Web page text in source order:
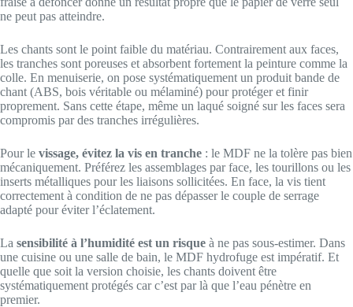
ne peut pas atteindre.
Les chants sont le point faible du matériau. Contrairement aux faces,
les tranches sont poreuses et absorbent fortement la peinture comme la
colle. En menuiserie, on pose systématiquement un produit bande de
chant (ABS, bois véritable ou mélaminé) pour protéger et finir
proprement. Sans cette étape, même un laqué soigné sur les faces sera
compromis par des tranches irrégulières.
Pour le vissage, évitez la vis en tranche : le MDF ne la tolère pas bien
mécaniquement. Préférez les assemblages par face, les tourillons ou les
inserts métalliques pour les liaisons sollicitées. En face, la vis tient
correctement à condition de ne pas dépasser le couple de serrage
adapté pour éviter l’éclatement.
La sensibilité à l’humidité est un risque à ne pas sous-estimer. Dans
une cuisine ou une salle de bain, le MDF hydrofuge est impératif. Et
quelle que soit la version choisie, les chants doivent être
systématiquement protégés car c’est par là que l’eau pénètre en
premier.